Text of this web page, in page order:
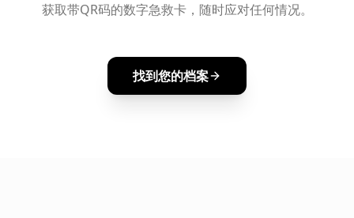
获取带QR码的数字急救卡，随时应对任何情况。
找到您的档案